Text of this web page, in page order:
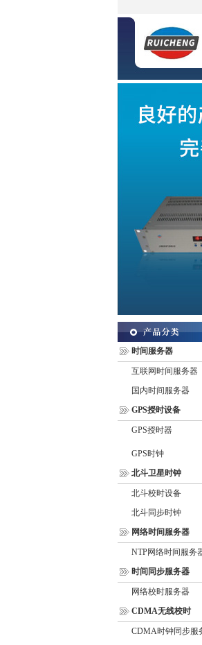
时间服务器
互联网时间服务器
国内时间服务器
GPS授时设备
GPS授时器
GPS时钟
北斗卫星时钟
北斗校时设备
北斗同步时钟
网络时间服务器
NTP网络时间服务
时间同步服务器
网络校时服务器
CDMA无线校时
CDMA时钟同步服